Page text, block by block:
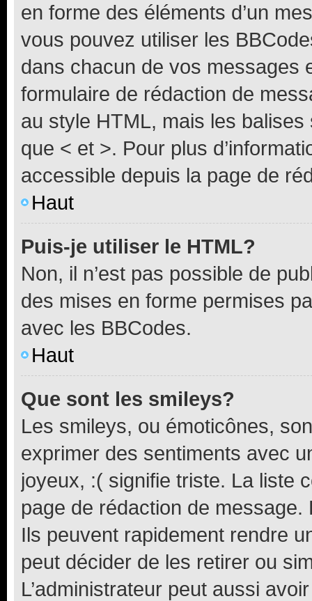
en forme des éléments d’un
vous pouvez utiliser les
dans chacun de vos messages
formulaire de rédaction de
au style HTML, mais les
que < et >. Pour plus
accessible depuis la page de
Haut
Puis-je utiliser le HTML?
Non, il n’est pas possible de
des mises en forme permises
avec les BBCodes.
Haut
Que sont les smileys?
Les smileys, ou émoticônes,
exprimer des sentiments avec
joyeux, :( signifie triste. La liste
page de rédaction de
Ils peuvent rapidement rendre
peut décider de les retirer ou
L’administrateur peut aussi